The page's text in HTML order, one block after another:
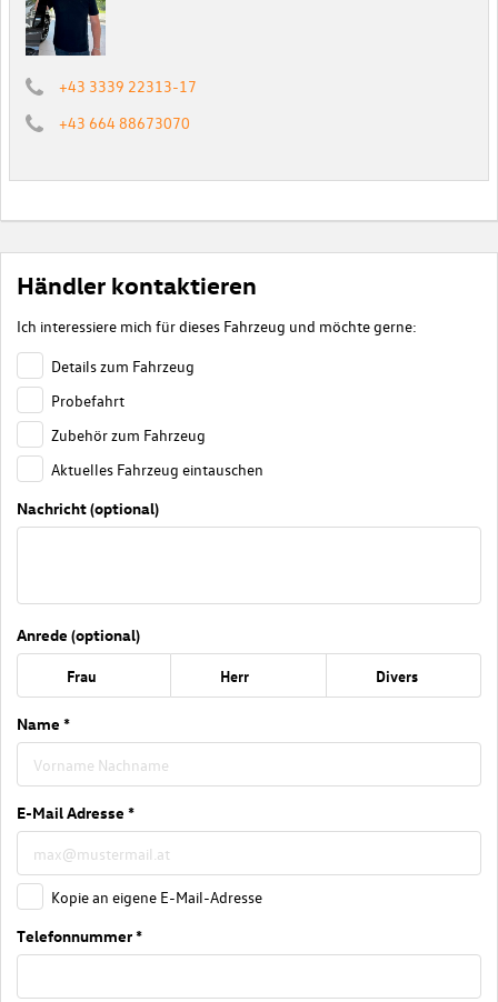
+43 3339 22313-17
+43 664 88673070
Händler kontaktieren
Ich interessiere mich für dieses Fahrzeug und möchte gerne:
Details zum Fahrzeug
Probefahrt
Zubehör zum Fahrzeug
Aktuelles Fahrzeug eintauschen
Nachricht (optional)
Anrede (optional)
Frau Herr Divers
Name *
E-Mail Adresse *
Kopie an eigene E-Mail-Adresse
Telefonnummer *